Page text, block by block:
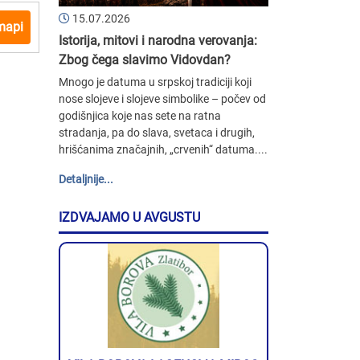
15.07.2026
Istorija, mitovi i narodna verovanja:
Zbog čega slavimo Vidovdan?
Mnogo je datuma u srpskoj tradiciji koji
nose slojeve i slojeve simbolike – počev od
godišnjica koje nas sete na ratna
stradanja, pa do slava, svetaca i drugih,
hrišćanima značajnih, „crvenih“ datuma....
Detaljnije...
IZDVAJAMO U AVGUSTU